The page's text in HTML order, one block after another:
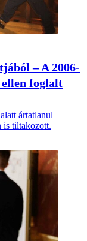
– A 2006-
ellen foglalt
ártatlanul
is tiltakozott.